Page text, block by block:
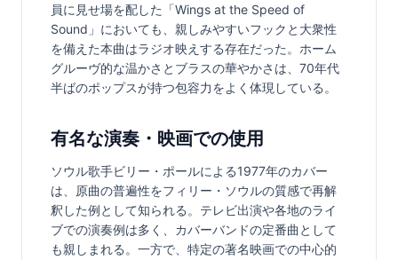
員に見せ場を配した「Wings at the Speed of
Sound」においても、親しみやすいフックと大衆性
を備えた本曲はラジオ映えする存在だった。ホーム
グルーヴ的な温かさとブラスの華やかさは、70年代
半ばのポップスが持つ包容力をよく体現している。
有名な演奏・映画での使用
ソウル歌手ビリー・ポールによる1977年のカバー
は、原曲の普遍性をフィリー・ソウルの質感で再解
釈した例として知られる。テレビ出演や各地のライ
ブでの演奏例は多く、カバーバンドの定番曲として
も親しまれる。一方で、特定の著名映画での中心的